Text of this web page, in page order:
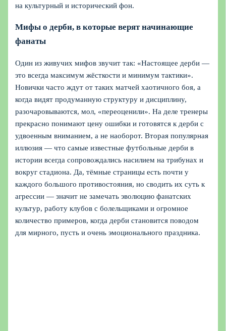
на культурный и исторический фон.
Мифы о дерби, в которые верят начинающие
фанаты
Один из живучих мифов звучит так: «Настоящее дерби —
это всегда максимум жёсткости и минимум тактики».
Новички часто ждут от таких матчей хаотичного боя, а
когда видят продуманную структуру и дисциплину,
разочаровываются, мол, «переоценили». На деле тренеры
прекрасно понимают цену ошибки и готовятся к дерби с
удвоенным вниманием, а не наоборот. Вторая популярная
иллюзия — что самые известные футбольные дерби в
истории всегда сопровождались насилием на трибунах и
вокруг стадиона. Да, тёмные страницы есть почти у
каждого большого противостояния, но сводить их суть к
агрессии — значит не замечать эволюцию фанатских
культур, работу клубов с болельщиками и огромное
количество примеров, когда дерби становится поводом
для мирного, пусть и очень эмоционального праздника.